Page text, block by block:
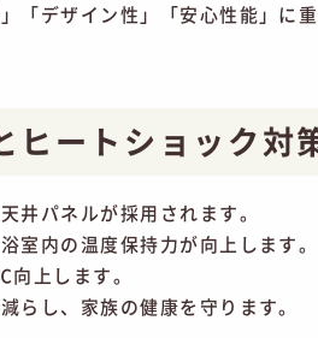
「デザイン性」「安心性能」に
ヒートショック対
井パネルが採用されます。
室内の温度保持力が向上します。
上します。
らし、家族の健康を守ります。